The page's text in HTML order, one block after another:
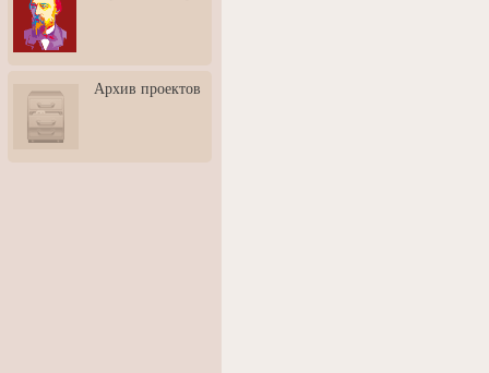
3: Обусловленности
человека и их влияние на
карьеру
скульптором Дмитрием
Тугариновым
АртБульвар в День города
Архив проектов